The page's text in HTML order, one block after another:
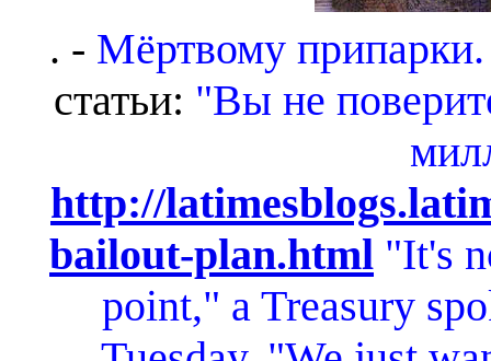
. - Мёртвому
статьи: "Вы не
http://
bailout-plan.html "It's
point," a Treasury